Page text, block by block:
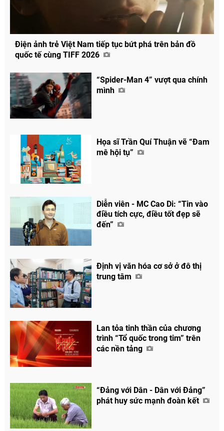
Điện ảnh trẻ Việt Nam tiếp tục bứt phá trên bản đồ
quốc tế cùng TIFF 2026
“Spider-Man 4” vượt qua chính
mình
Họa sĩ Trần Quí Thuận vẽ “Đam
mê hội tụ”
Diễn viên - MC Cao Di: “Tin vào
điều tích cực, điều tốt đẹp sẽ
đến”
Định vị văn hóa cơ sở ở đô thị
trung tâm
Lan tỏa tinh thần của chương
trình “Tổ quốc trong tim” trên
các nền tảng
“Đảng với Dân - Dân với Đảng”
phát huy sức mạnh đoàn kết